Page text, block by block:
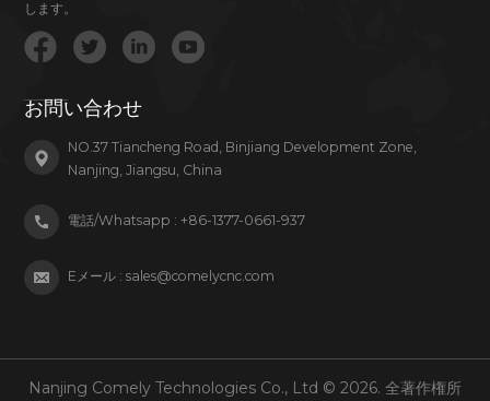
します。
お問い合わせ
NO.37 Tiancheng Road, Binjiang Development Zone,
Nanjing, Jiangsu, China
電話/Whatsapp : +86-1377-0661-937
Eメール :sales@comelycnc.com
Nanjing Comely Technologies Co., Ltd © 2026. 全著作権所